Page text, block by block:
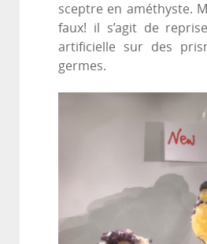
sceptre en améthyste.
faux! il s’agit de
artificielle sur des
germes.